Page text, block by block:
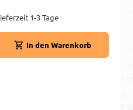
1-3 Tage
Wert ein oder benutze die Schaltflächen
In den Warenkorb